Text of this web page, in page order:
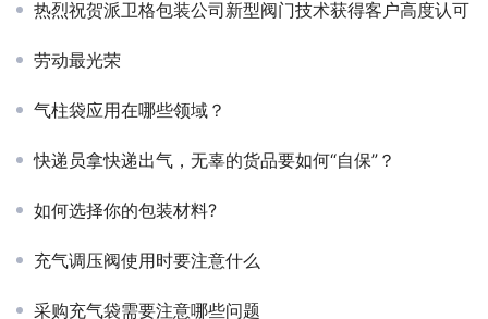
热烈祝贺派卫格包装公司新型阀门技术获得客户高度认可
劳动最光荣
气柱袋应用在哪些领域？
快递员拿快递出气，无辜的货品要如何“自保”？
如何选择你的包装材料?
充气调压阀使用时要注意什么
采购充气袋需要注意哪些问题